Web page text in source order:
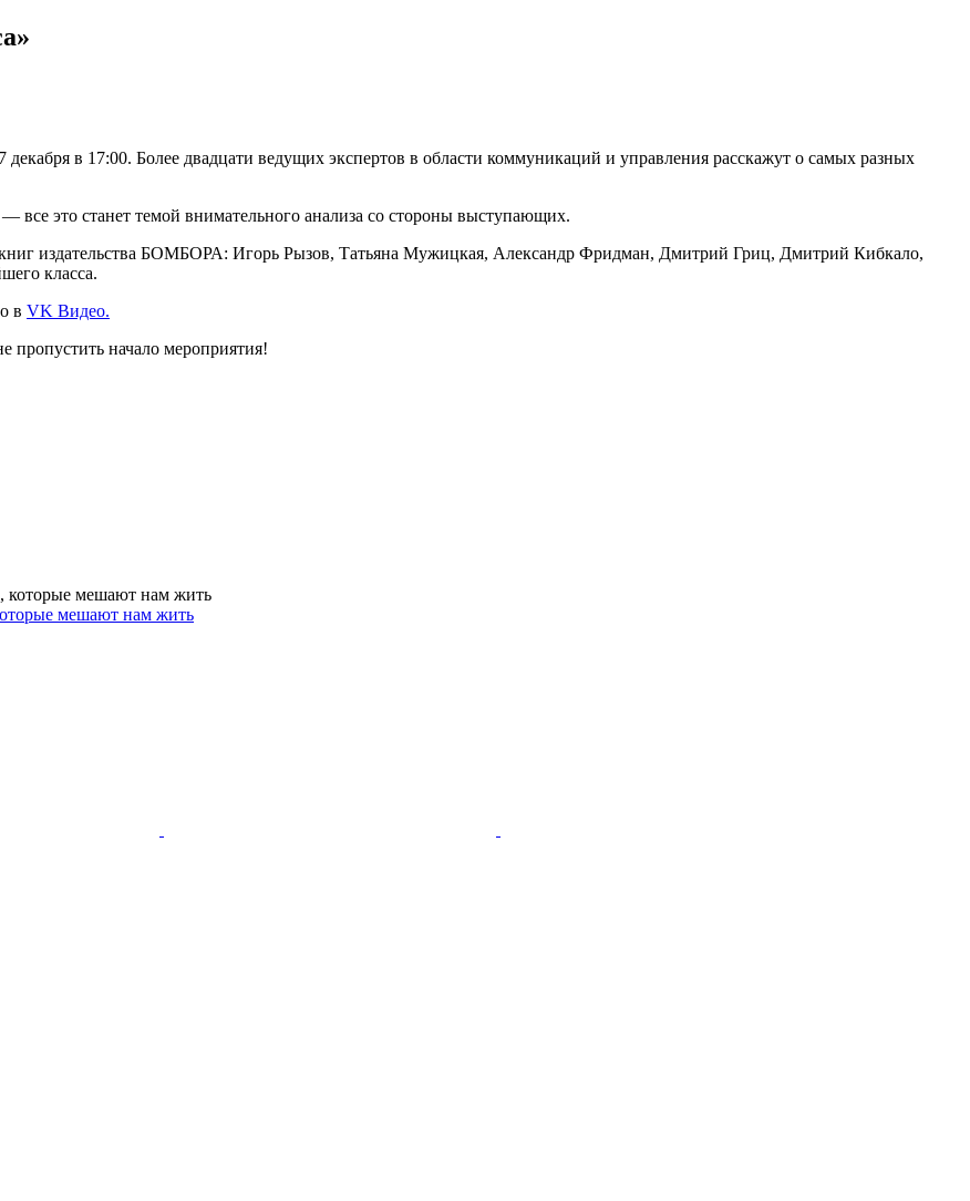
в 17:00. Более двадцати ведущих экспертов в области коммуникаций и управления расскажут о самых разных
это станет темой внимательного анализа со стороны выступающих.
издательства БОМБОРА: Игорь Рызов, Татьяна Мужицкая, Александр Фридман, Дмитрий Гриц, Дмитрий Кибкало,
класса.
в VK Видео.
пропустить начало мероприятия!
мешают нам жить